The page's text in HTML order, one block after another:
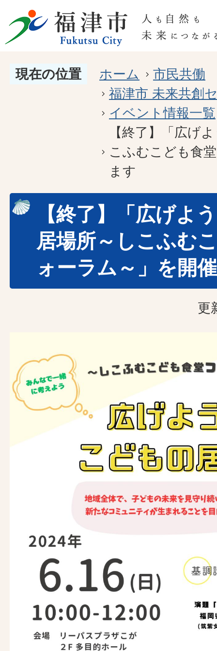
現在の位置 ホーム
市民共働
福津市 未来共創
イベント情報一覧
【終了】「広げ
こふむこども食
ます
【終了】「広げよ
居場所～しこふむ
ォーラム～」を開
更